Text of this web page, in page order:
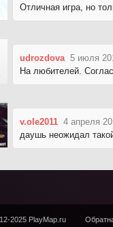
Отличная игра, но
udrozdova 5 июля
На любителей.
v.ole2011 4 апреля
даушь неожидал
2025 PlayMap.ru